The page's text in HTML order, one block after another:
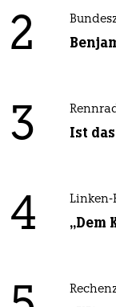
2
3 Ist
4 Linken-
„Dem